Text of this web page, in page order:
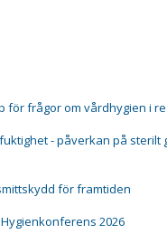
för frågor om vårdhygien i
- påverkan på sterilt
för framtiden
2026